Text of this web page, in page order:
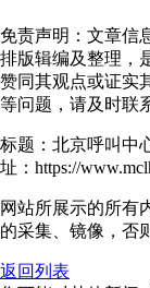
免责声明：文章信
排版辑编及整理，
赞同其观点或证实
等问题，请及时联
标题：北京呼叫中
址：https://
网站所展示的所有
的采集、镜像，否
返回列表